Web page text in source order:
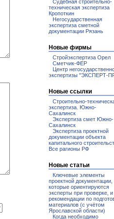
Судебная строительно-
техническая экспертиза
Кропоткин
Негосударственная
экспертиза сметной
документации Рязань
Новые фирмы
Стройэкспертиза Орел
Сметчик-ФЕР
Центр
экспертизы "ЭКСПЕРТ-
Новые ссылки
Строительно-
экспертиза. Южно-
Сахалинск
Экспертиза смет Южно-
Сахалинск
Экспертиза проектной
документации объекта
капитального
Все рагионы РФ
Новые статьи
Ключевые элементы
проектной документации,
которые ориентируются
эксперты при проверке, и
рекомендации по
материалов (с учётом
Ярославской области)
Когда необходимо